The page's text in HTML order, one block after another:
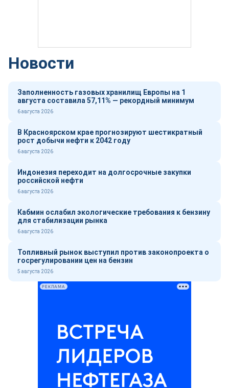
Новости
Заполненность газовых хранилищ Европы на 1
августа составила 57,11% — рекордный минимум
6 августа 2026
В Красноярском крае прогнозируют шестикратный
рост добычи нефти к 2042 году
6 августа 2026
Индонезия переходит на долгосрочные закупки
российской нефти
6 августа 2026
Кабмин ослабил экологические требования к бензину
для стабилизации рынка
6 августа 2026
Топливный рынок выступил против законопроекта о
госрегулировании цен на бензин
5 августа 2026
РЕКЛАМА